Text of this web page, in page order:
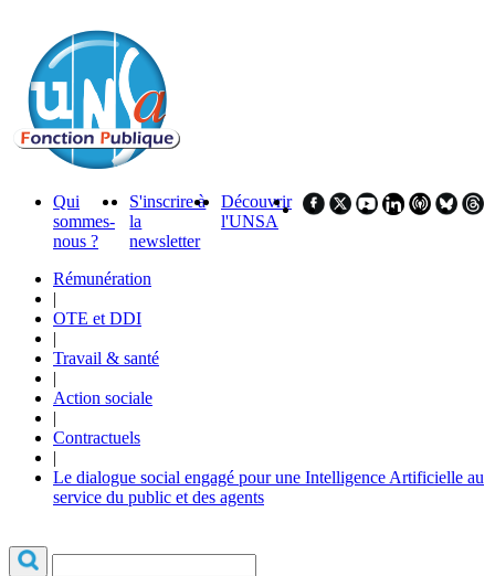
Qui
sommes-
nous ?
S'inscrire à
la
newsletter
Découvrir
l'UNSA
Rémunération
|
OTE et DDI
|
Travail & santé
|
Action sociale
|
Contractuels
|
Le dialogue social engagé pour une Intelligence Artificielle au
service du public et des agents